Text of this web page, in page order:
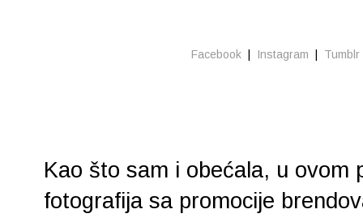
Facebook Instagram Tumblr
Kao što sam i obećala, u
fotografija sa promocije